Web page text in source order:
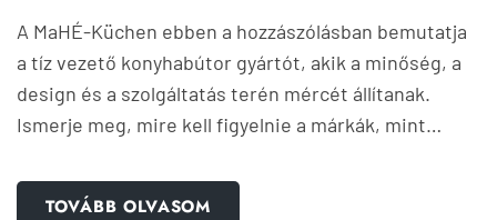
A MaHÉ-Küchen ebben a hozzászólásban bemutatja
a tíz vezető konyhabútor gyártót, akik a minőség, a
design és a szolgáltatás terén mércét állítanak.
Ismerje meg, mire kell figyelnie a márkák, mint…
TOVÁBB OLVASOM